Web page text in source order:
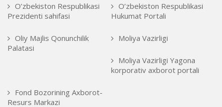
O’zbekiston Respublikasi
Prezidenti sahifasi
O’zbekiston Respublikasi
Hukumat Portali
Oliy Majlis Qonunchilik
Palatasi
Moliya Vazirligi
Moliya Vazirligi Yagona
korporativ axborot portali
Fond Bozorining Axborot-
Resurs Markazi